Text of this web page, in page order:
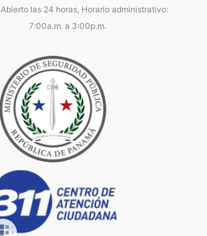
Abierto las 24 horas, Horario administrativo:
7:00a.m. a 3:00p.m.